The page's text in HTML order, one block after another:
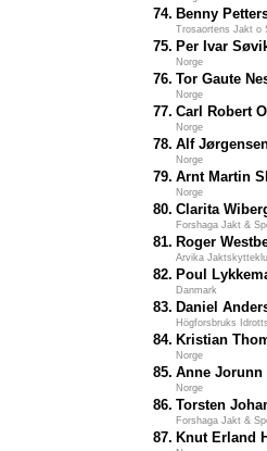
74. Benny
Trosaortens Jakt o
75. Per Ivar
Norge
76. Tor Gaute
Norge
77. Carl Robert
Norge
78. Alf
Norge
79. Arnt Martin
Norge
80. Clarita
Forshaga Jakt &
81. Roger
Arvika
82. Poul
Danmark
83. Daniel
Högforsbruks
84. Kristian
Norge
85. Anne Jorunn
Norge
86. Torsten
Forshaga Jakt &
87. Knut Erland